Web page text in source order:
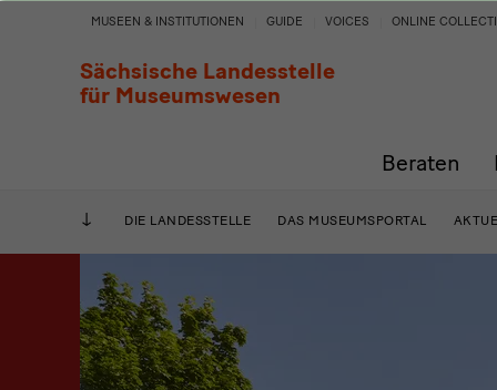
Sächsische Landesstelle
für Museumswesen
Sächsische
Landesstelle
MuseumswesenBeraten
MUSEEN & INSTITUTIONEN GUIDE VOICES ONLINE
DIE LANDESSTELLE DAS MUSEUMSPORTAL
Slider
Startseite